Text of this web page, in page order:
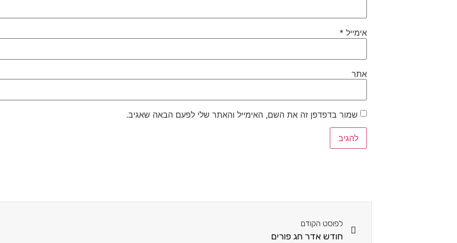
אימייל *
אתר
שמור בדפדפן זה את השם, האימייל והאתר שלי לפעם הבאה שאגיב.
לפוסט הקודם
חודש אדר חג פורים